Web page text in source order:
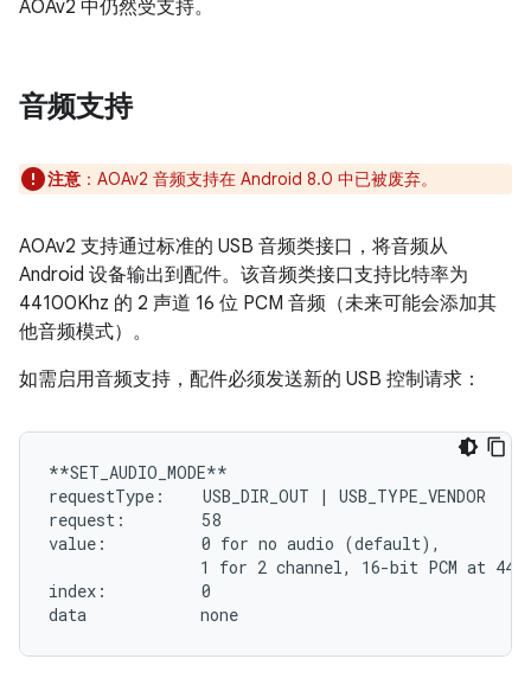
AOAv2 中仍然受支持。
音频支持
注意 ：AOAv2 音频支持在 Android 8.0 中已被废弃。
AOAv2 支持通过标准的 USB 音频类接口，将音频从
Android 设备输出到配件。该音频类接口支持比特率为
44100Khz 的 2 声道 16 位 PCM 音频（未来可能会添加其
他音频模式）。
如需启用音频支持，配件必须发送新的 USB 控制请求：
**SET_AUDIO_MODE**
requestType:    USB_DIR_OUT | USB_TYPE_VENDOR
request:        58
value:          0 for no audio (default),
1 for 2 channel, 16-bit PCM at
index:          0